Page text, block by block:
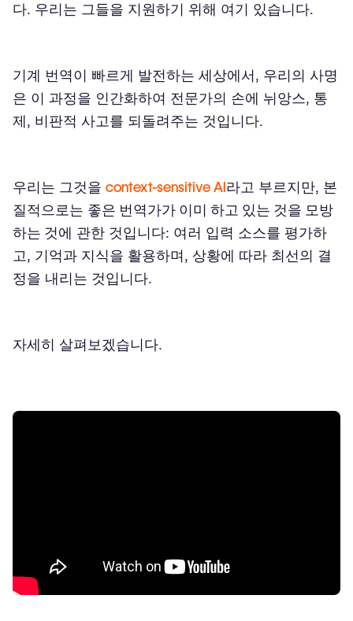
다. 우리는 그들을 지원하기 위해 여기 있습니다.
기계 번역이 빠르게 발전하는 세상에서, 우리의 사명
은 이 과정을 인간화하여 전문가의 손에 뉘앙스, 통
제, 비판적 사고를 되돌려주는 것입니다.
우리는 그것을 context-sensitive AI라고 부르지만, 본
질적으로는 좋은 번역가가 이미 하고 있는 것을 모방
하는 것에 관한 것입니다: 여러 입력 소스를 평가하
고, 기억과 지식을 활용하며, 상황에 따라 최선의 결
정을 내리는 것입니다.
자세히 살펴보겠습니다.